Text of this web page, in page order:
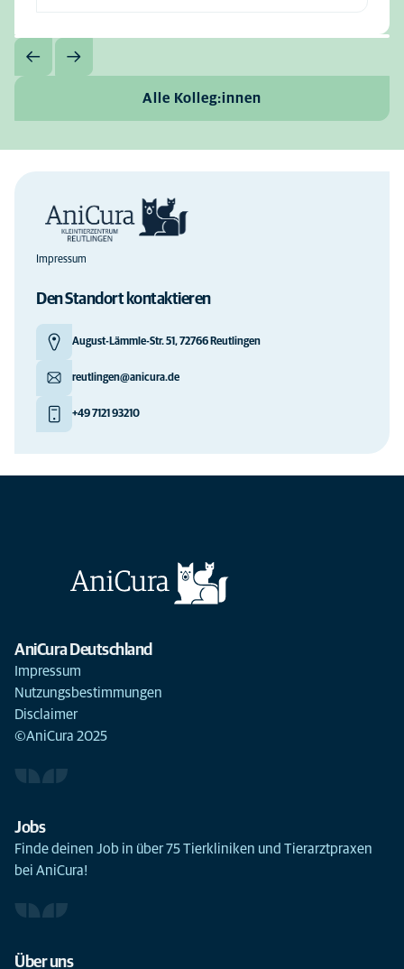
Alle Kolleg:innen
Impressum
Den Standort kontaktieren
August-Lämmle-Str. 51, 72766 Reutlingen
reutlingen@anicura.de
+49 7121 93210
AniCura Deutschland
Impressum
Nutzungsbestimmungen
Disclaimer
©AniCura 2025
Jobs
Finde deinen Job in über 75 Tierkliniken und Tierarztpraxen
bei AniCura!
Über uns